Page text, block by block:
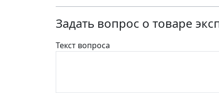
Задать вопрос о товаре
Текст вопроса